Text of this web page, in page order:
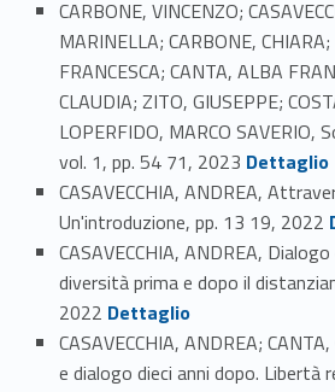
CARBONE, VINCENZO;
MARINELLA; CARBONE, CHIARA;
FRANCESCA; CANTA, ALBA
CLAUDIA; ZITO, GIUSEPPE;
LOPERFIDO, MARCO SAVERIO,
vol. 1, pp. 54 71, 2023 Link identifier #identifier_person_87493-38
Dettaglio
CASAVECCHIA, ANDREA,
Un'introduzione, pp. 13 19, 2022 Link
CASAVECCHIA, ANDREA,
diversità prima e dopo il
2022 Link identifier #identifier_person_62460-40
Dettaglio
CASAVECCHIA, ANDREA;
e dialogo dieci anni dopo. Libertà